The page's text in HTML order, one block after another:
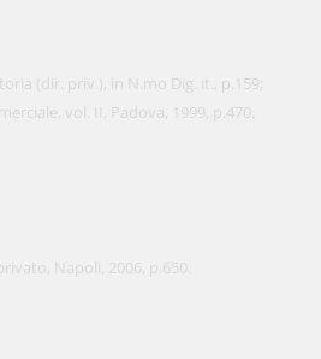
(dir. priv.), in N.mo Dig. it., p.159;
vol. II, Padova, 1999, p.470.
Napoli, 2006, p.650.